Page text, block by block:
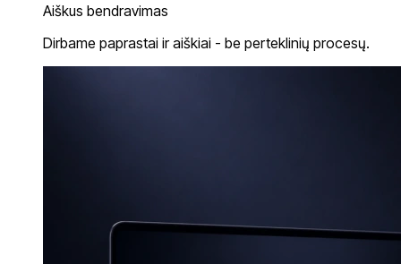
Aiškus bendravimas
Dirbame paprastai ir aiškiai - be perteklinių procesų.